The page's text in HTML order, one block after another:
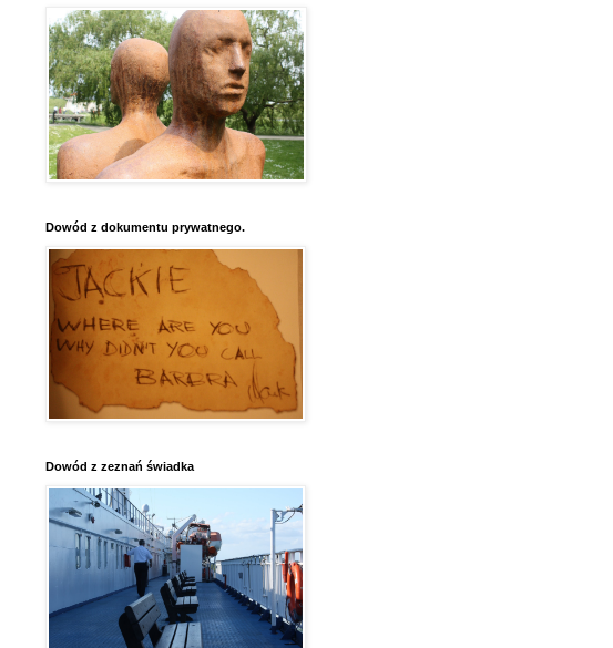
Dowód z dokumentu prywatnego.
Dowód z zeznań świadka